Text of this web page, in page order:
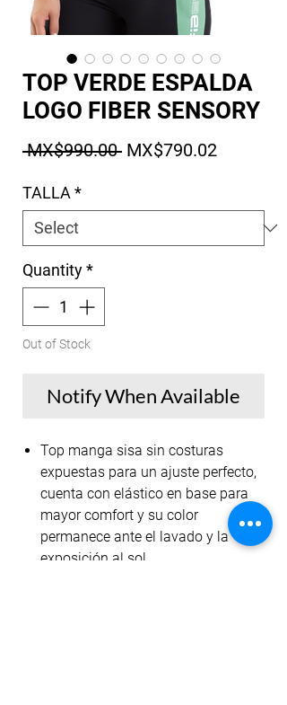
TOP VERDE ESPALDA
LOGO FIBER SENSORY
MX$990.00 Regular Price
MX$790.02Sale Price
TALLA *
Quantity*
Out of Stock
Notify When Available
Top manga sisa sin costuras
expuestas para un ajuste perfecto,
cuenta con elástico en base para
mayor comfort y su color
permanece ante el lavado y la
exposición al sol.